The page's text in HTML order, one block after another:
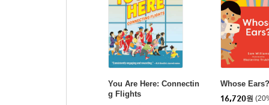
You Are Here: Connectin
g Flights
Whose Ears?
16,720원